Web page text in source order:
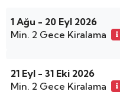
1 Ağu - 20 Eyl 2026
Min. 2 Gece Kiralama
21 Eyl - 31 Eki 2026
Min. 2 Gece Kiralama